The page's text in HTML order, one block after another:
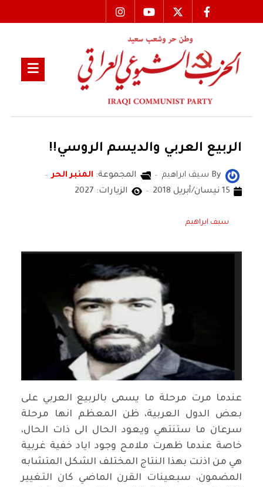
الربيع العربي والديسم الروسي!!
By سيف ابراهيم المجموعة: المنبر الحر
15 نيسان/أبريل 2018
الزيارات: 2027
سيف ابراهيم
عندما مرت مرحلة ما يسمى بالربيع العربي على
بعض الدول العربية، ظن المعظم انها مرحلة
سرعان ما ستنتهي ويعود الحال الى ذات الحال،
خاصة عندما ظهرت ملامح وجود اياد خفية غربية
هي من اذنت بهذا النتاج المختلف الشكل المتشابه
المضمون، سبعينات القرن الماضي كان التغيير